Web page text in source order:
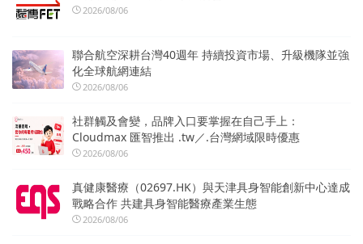
2026/08/06
聯合航空深耕台灣40週年 持續投資市場、升級機隊並強
化全球航網連結
2026/08/06
社群觸及會變，品牌入口要掌握在自己手上：
Cloudmax 匯智推出 .tw／.台灣網域限時優惠
2026/08/06
真健康醫療（02697.HK）與天津具身智能創新中心達成
戰略合作 共建具身智能醫療產業生態
2026/08/06